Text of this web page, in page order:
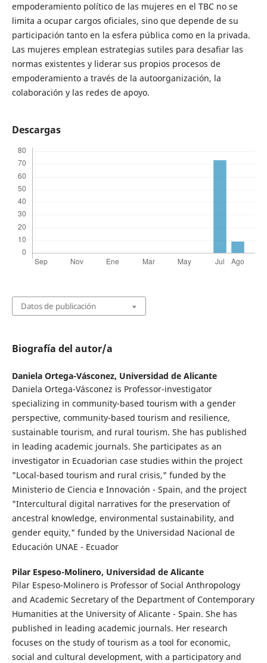
empoderamiento político de las mujeres en el TBC no se
limita a ocupar cargos oficiales, sino que depende de su
participación tanto en la esfera pública como en la privada.
Las mujeres emplean estrategias sutiles para desafiar las
normas existentes y liderar sus propios procesos de
empoderamiento a través de la autoorganización, la
colaboración y las redes de apoyo.
Descargas
Datos de publicación
Biografía del autor/a
Daniela Ortega-Vásconez, Universidad de Alicante
Daniela Ortega-Vásconez is Professor-investigator
specializing in community-based tourism with a gender
perspective, community-based tourism and resilience,
sustainable tourism, and rural tourism. She has published
in leading academic journals. She participates as an
investigator in Ecuadorian case studies within the project
"Local-based tourism and rural crisis," funded by the
Ministerio de Ciencia e Innovación - Spain, and the project
"Intercultural digital narratives for the preservation of
ancestral knowledge, environmental sustainability, and
gender equity," funded by the Universidad Nacional de
Educación UNAE - Ecuador
Pilar Espeso-Molinero, Universidad de Alicante
Pilar Espeso-Molinero is Professor of Social Anthropology
and Academic Secretary of the Department of Contemporary
Humanities at the University of Alicante - Spain. She has
published in leading academic journals. Her research
focuses on the study of tourism as a tool for economic,
social and cultural development, with a participatory and